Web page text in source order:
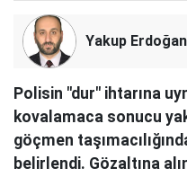
Yakup Erdoğan
Polisin "dur" ihtarına
kovalamaca sonucu
göçmen
belirlendi. Gözaltına